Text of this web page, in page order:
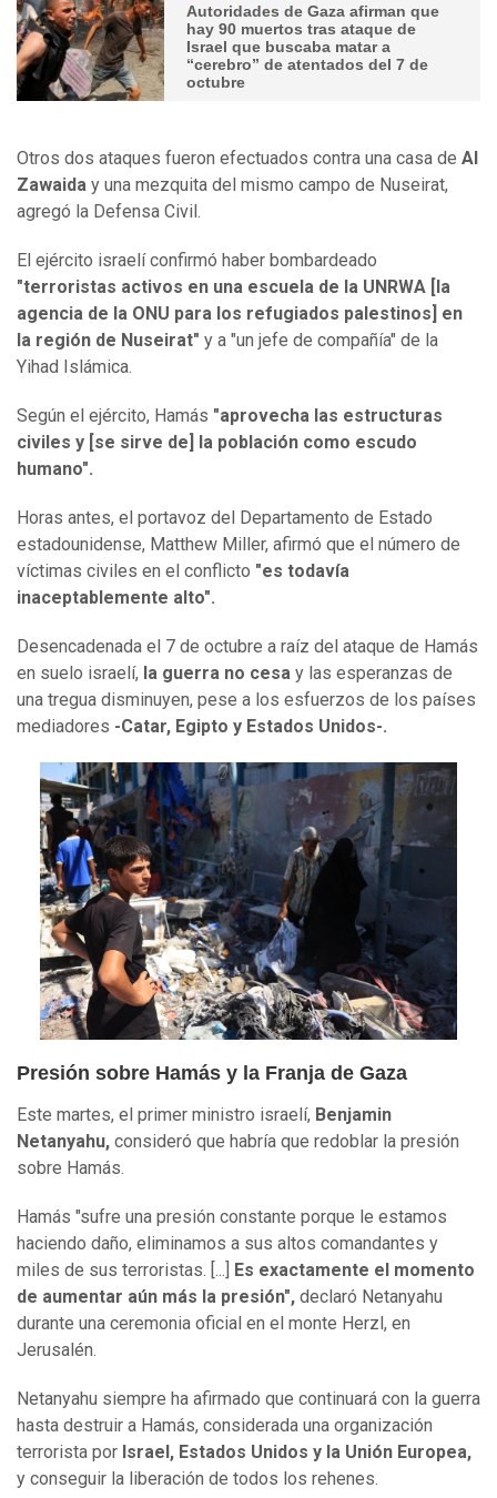
Autoridades de Gaza afirman que
hay 90 muertos tras ataque de
Israel que buscaba matar a
“cerebro” de atentados del 7 de
octubre
Otros dos ataques fueron efectuados contra una casa de Al
Zawaida y una mezquita del mismo campo de Nuseirat,
agregó la Defensa Civil.
El ejército israelí confirmó haber bombardeado
"terroristas activos en una escuela de la UNRWA [la
agencia de la ONU para los refugiados palestinos] en
la región de Nuseirat" y a "un jefe de compañía" de la
Yihad Islámica.
Según el ejército, Hamás "aprovecha las estructuras
civiles y [se sirve de] la población como escudo
humano".
Horas antes, el portavoz del Departamento de Estado
estadounidense, Matthew Miller, afirmó que el número de
víctimas civiles en el conflicto "es todavía
inaceptablemente alto".
Desencadenada el 7 de octubre a raíz del ataque de Hamás
en suelo israelí, la guerra no cesa y las esperanzas de
una tregua disminuyen, pese a los esfuerzos de los países
mediadores -Catar, Egipto y Estados Unidos-.
Presión sobre Hamás y la Franja de Gaza
Este martes, el primer ministro israelí, Benjamin
Netanyahu, consideró que habría que redoblar la presión
sobre Hamás.
Hamás "sufre una presión constante porque le estamos
haciendo daño, eliminamos a sus altos comandantes y
miles de sus terroristas. [...]
Es exactamente el momento
de aumentar aún más la presión", declaró Netanyahu
durante una ceremonia oficial en el monte Herzl, en
Jerusalén.
Netanyahu siempre ha afirmado que continuará con la guerra
hasta destruir a Hamás, considerada una organización
terrorista por Israel, Estados Unidos y la Unión Europea,
y conseguir la liberación de todos los rehenes.